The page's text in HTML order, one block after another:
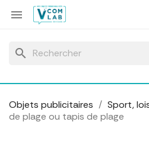

search
Objets publicitaires Sport,
de plage ou tapis de plage
Panneau de gestion des cookies